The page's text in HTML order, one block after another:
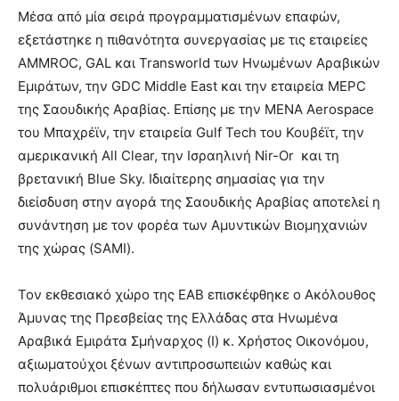
Μέσα από μία σειρά προγραμματισμένων επαφών,
εξετάστηκε η πιθανότητα συνεργασίας με τις εταιρείες
AMMROC, GAL και Transworld των Ηνωμένων Αραβικών
Εμιράτων, την GDC Middle East και την εταιρεία MEPC
της Σαουδικής Αραβίας. Επίσης με την MENA Aerospace
του Μπαχρέϊν, την εταιρεία Gulf Tech του Κουβέϊτ, την
αμερικανική All Clear, την Ισραηλινή Nir-Or και τη
βρετανική Blue Sky. Ιδιαίτερης σημασίας για την
διείσδυση στην αγορά της Σαουδικής Αραβίας αποτελεί η
συνάντηση με τον φορέα των Αμυντικών Βιομηχανιών
της χώρας (SAMI).
Τον εκθεσιακό χώρο της ΕΑΒ επισκέφθηκε ο Ακόλουθος
Άμυνας της Πρεσβείας της Ελλάδας στα Ηνωμένα
Αραβικά Εμιράτα Σμήναρχος (Ι) κ. Χρήστος Οικονόμου,
αξιωματούχοι ξένων αντιπροσωπειών καθώς και
πολυάριθμοι επισκέπτες που δήλωσαν εντυπωσιασμένοι